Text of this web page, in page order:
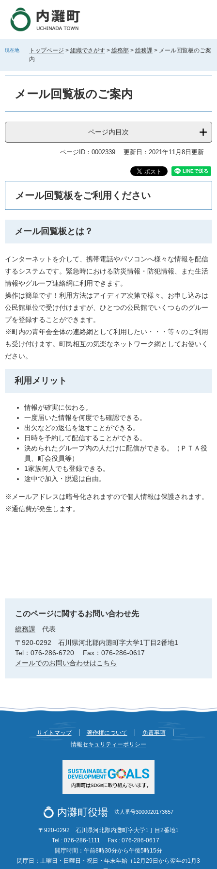
す
し
現在地 トップページ > 組織でさがす > 総務部 > 総務課 > メール回覧板のご案
内
メール回覧板のご案内
ページ内目次
ページID：0002339 更新日：2021年11月8日更新
メール回覧板をご利用ください
メール回覧板とは？
インターネットを介して、携帯電話やパソコンへ様々な情報を配信
するシステムです。緊急時における防災情報・防犯情報、また生活
情報やグループ連絡網に利用できます。
操作は簡単です！利用方法はアイディア次第で様々。お申し込みは
公民館単位で受け付けますが、ひとつの公民館でいくつものグルー
プを登録することができます。
※町内の青年会全体の連絡網として利用したい・・・等々のご利用
も受け付けます。町民相互の気楽なネットワーク網としてお使いく
ださい。
利用メリット
情報が確実に伝わる。
一度届いた情報を何度でも確認できる。
出欠などの返信を返すことができる。
日時を予約して配信することができる。
決められたグループ内の人だけに配信ができる。（ＰＴＡ役
員、町会役員等）
1家族何人でも登録できる。
途中で加入・脱退は自由。
※メールアドレスは暗号化されますので個人情報は保護されます。
※通信費が発生します。
このページに関するお問い合わせ先
総務課
代表
〒920-0292
石川県河北郡内灘町字大学1丁目2番地1
Tel：076-286-6720
Fax：076-286-0617
メールでのお問い合わせはこちら
サイトマップ 著作権について
免責事項
情報セキュリティーポリシー
内灘町役場 法人番号3000020173657
〒920-0292 石川県河北郡内灘町字大学1丁目2番地1
Tel : 076-286-1111
Fax : 076-286-0617
開庁時間：午前8時30分から午後5時15分
閉庁日：土曜日・日曜日・祝日・年末年始（12月29日から翌年の1月3